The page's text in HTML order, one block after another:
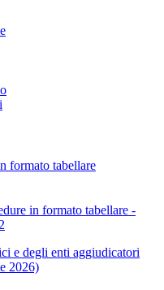
formato tabellare
in formato tabellare -
e degli enti aggiudicatori
2026)